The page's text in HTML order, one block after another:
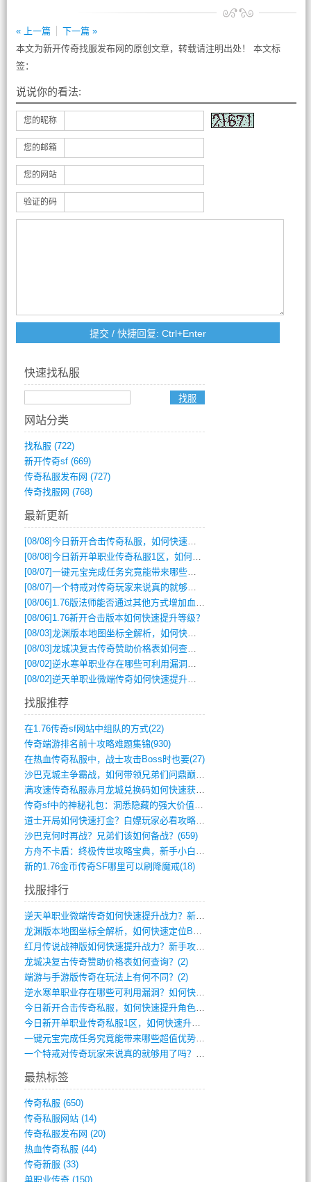
« 上一篇
下一篇 »
本文为新开传奇找服发布网的原创文章，转载请注明出处！ 本文标
签：
说说你的看法:
您的昵称
您的邮箱
您的网站
验证的码
快速找私服
网站分类
找私服 (722)
新开传奇sf(669)
传奇私服发布网 (727)
传奇找服网 (768)
最新更新
[08/08]今日新开合击传奇私服，如何快速提升角色战力？
[08/08]今日新开单职业传奇私服1区，如何快速升级与获取顶级装备？
[08/07]一键元宝完成任务究竟能带来哪些超值优势？
[08/07]一个特戒对传奇玩家来说真的就够用了吗？
[08/06] 1.76版法师能否通过其他方式增加血量？
[08/06] 1.76新开合击版本如何快速提升等级？
[08/03]龙渊版本地图坐标全解析，如何快速定位BOSS位置？
[08/03]龙城决复古传奇赞助价格表如何查询？
[08/02]逆水寒单职业存在哪些可利用漏洞？如何快速提升战力？
[08/02]逆天单职业微端传奇如何快速提升战力？新手必看攻略
找服推荐
在1.76传奇sf网站中组队的方式(22)
传奇端游排名前十攻略难题集锦(930)
在热血传奇私服中，战士攻击Boss时也要(27)
沙巴克城主争霸战，如何带领兄弟们问鼎巅峰(565)
满攻速传奇私服赤月龙城兑换码如何快速获取(676)
传奇sf中的神秘礼包：洞悉隐藏的强大价值(427)
道士开局如何快速打金？白嫖玩家必看攻略(5)
沙巴克何时再战？兄弟们该如何备战？(659)
方舟不卡盾：终极传世攻略宝典，新手小白逆(495)
新的1.76金币传奇SF哪里可以刷降魔戒(18)
找服排行
逆天单职业微端传奇如何快速提升战力？新手(4)
龙渊版本地图坐标全解析，如何快速定位BO(3)
红月传说战神版如何快速提升战力？新手攻略(3)
龙城决复古传奇赞助价格表如何查询？(2)
端游与手游版传奇在玩法上有何不同？(2)
逆水寒单职业存在哪些可利用漏洞？如何快速(1)
今日新开合击传奇私服，如何快速提升角色战(0)
今日新开单职业传奇私服1区，如何快速升级(0)
一键元宝完成任务究竟能带来哪些超值优势？(0)
一个特戒对传奇玩家来说真的就够用了吗？(0)
最热标签
传奇私服 (650)
传奇私服网站(14)
传奇私服发布网 (20)
热血传奇私服 (44)
传奇新服 (33)
单职业传奇(150)